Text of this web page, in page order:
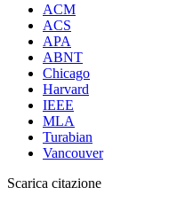
ACM
ACS
APA
ABNT
Chicago
Harvard
IEEE
MLA
Turabian
Vancouver
Scarica citazione